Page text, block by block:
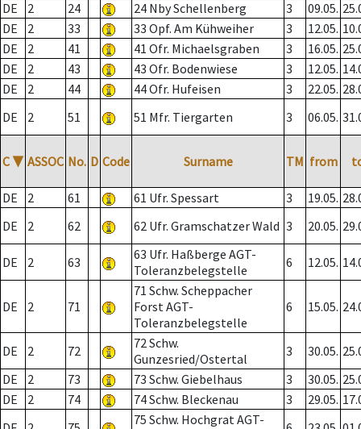
DE
2 24 24 Nby Schellenberg 3 09.05.
DE
2 33 33 Opf. Am Kühweiher 3 12.05.
DE
2 41 41 Ofr. Michaelsgraben 3 16.05.
DE
2 43 43 Ofr. Bodenwiese 3 12.05.
DE
2 44 44 Ofr. Hufeisen 3 22.05.
DE
2 51 51 Mfr. Tiergarten 3 06.05.
C ▼ ASSOC No. D Code Surname TM from
DE 2 61 61 Ufr. Spessart 3 19.05.
DE
2 62 62 Ufr. Gramschatzer Wald 3 20.05.
DE 2 63
63 Ufr. Haßberge AGT-
Toleranzbelegstelle
6 12.05.
DE 2 71
71 Schw. Scheppacher
Forst AGT-
Toleranzbelegstelle
6 15.05.
DE 2 72
72 Schw.
Gunzesried/Ostertal
3 30.05.
DE
2 73 73 Schw. Giebelhaus 3 30.05.
DE
2 74 74 Schw. Bleckenau 3 29.05.
75 Schw. Hochgrat AGT-